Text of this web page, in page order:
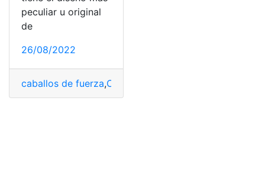
peculiar u original
de
26/08/2022
caballos de fuerza,Consumo